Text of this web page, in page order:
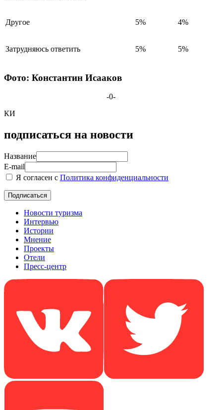
Другое 5% 4%
Затрудняюсь ответить 5% 5%
Фото: Константин Исааков
-0-
КИ
подписаться на новости
Название
E-mail
Я согласен с Политика конфиденциальности
Новости туризма
Интервью
Истории
Мнение
Проекты
Отели
Пресс-центр